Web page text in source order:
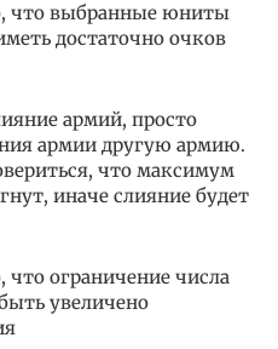
что выбранные юниты
достаточно очков
армий, просто
армии другую армию.
что максимум
иначе слияние будет
что ограничение числа
увеличено